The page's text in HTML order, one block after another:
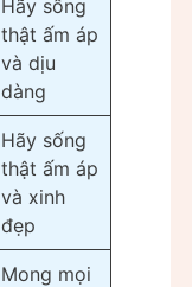
Hãy sống
thật ấm áp
và dịu
dàng
Hãy sống
thật ấm áp
và xinh
đẹp
Mong mọi